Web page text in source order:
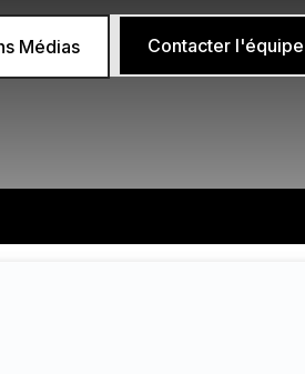
Médias Contacter